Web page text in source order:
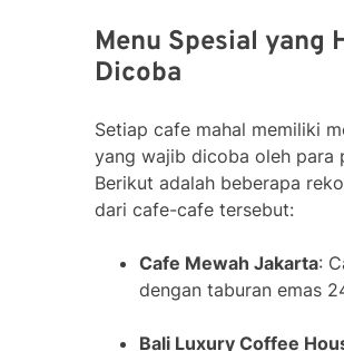
Menu Spesial yang
Dicoba
Setiap cafe mahal memiliki
yang wajib dicoba oleh para
Berikut adalah beberapa
dari cafe-cafe tersebut:
Cafe Mewah Jakarta:
dengan taburan emas
Bali Luxury Coffee